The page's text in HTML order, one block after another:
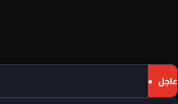
عاجل